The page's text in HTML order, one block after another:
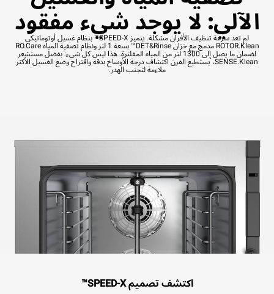
الآلي: لا يوجد شيء مفقود
لم تعد سرعة تنظيف الأفران مشكلة. يتميز SPEED-X™ بنظام غسيل أوتوماتيكي
ROTOR.Klean مدمج مع خزان DET&Rinse™ بسعة 1 لتر ونظام تصفية المياه RO.Care
لضمان ما يصل إلى 1300 لتر من المياه المفلترة. هذا ليس كل شيء: بفضل مستشعر
SENSE.Klean، يستطيع الفرن اكتشاف درجة الأوساخ بدقة واقتراح وضع الغسيل الأكثر
ملاءمة لتجنب الهدر.
اكتشف تصميم SPEED-X™